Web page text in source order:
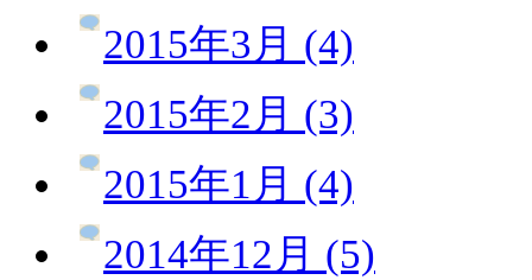
2015年3月 (4)
2015年2月 (3)
2015年1月 (4)
2014年12月 (5)